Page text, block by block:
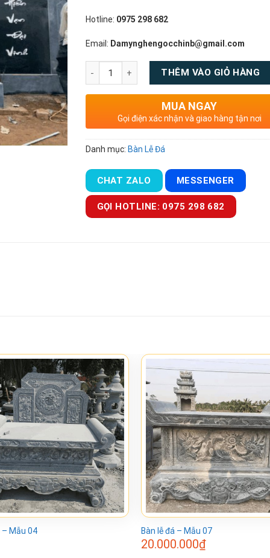
Hotline: 0975 298 682
Email: Damynghengocchinb@gmail.com
THÊM VÀO GIỎ HÀNG
MUA NGAY
Gọi điện xác nhận và giao hàng tận nơi
Danh mục: Bàn Lễ Đá
CHAT ZALO MESSENGER
GỌI HOTLINE: 0975 298 682
– Mẫu 04 Bàn lễ đá – Mẫu 07
20.000.000₫